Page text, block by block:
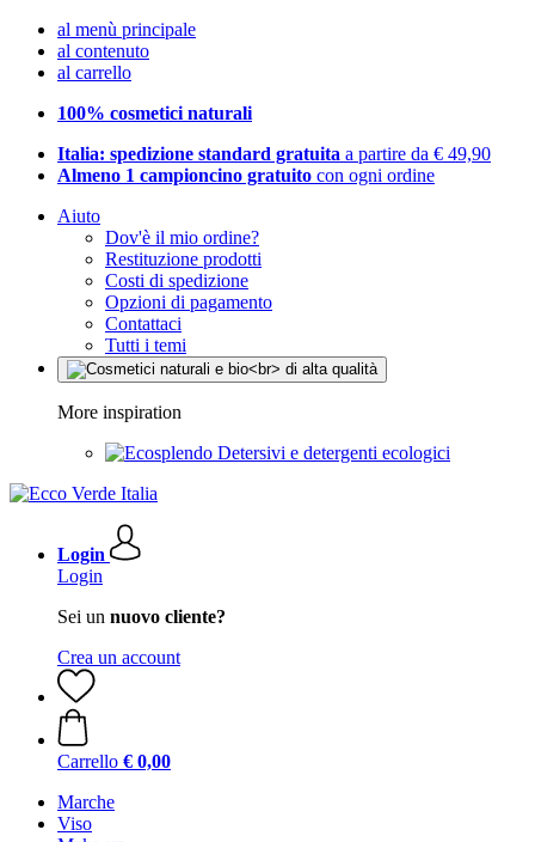
al menù principale
al contenuto
al carrello
100% cosmetici naturali
Italia: spedizione standard gratuita a partire da € 49,90
Almeno 1 campioncino gratuito con ogni ordine
Aiuto
Dov'è il mio ordine?
Restituzione prodotti
Costi di spedizione
Opzioni di pagamento
Contattaci
Tutti i temi
More inspiration
Detersivi e detergenti ecologici
Login
Login
Sei un nuovo cliente?
Crea un account
Carrello € 0,00
Marche
Viso